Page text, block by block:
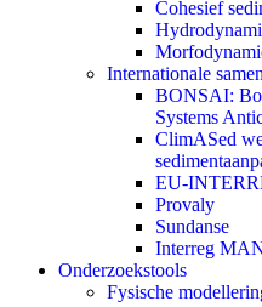
Cohesief
Internationale
BONSAI:
Systems
ClimASed
EU-
Provaly
Sundanse
Interreg
Onderzoekstools
Fysische